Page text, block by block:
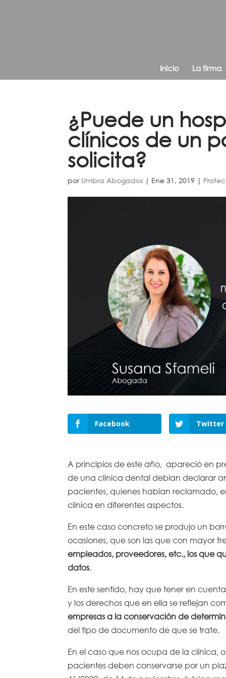
Inicio La firma
¿Puede un
clínicos de un
solicita?
por Umbra Abogados | Ene 31, 2019 |
Facebook Twitter
A principios de este año, apareció en
de una clínica dental debían declarar
pacientes, quienes habían reclamado,
clínica en diferentes aspectos.
En este caso concreto se produjo un
ocasiones, que son las que con mayor
empleados, proveedores, etc., los que
datos.
En este sentido, hay que tener en
y los derechos que en ella se reflejan
empresas a la conservación de
del tipo de documento de que se trate.
En el caso que nos ocupa de la clínica,
pacientes deben conservarse por un